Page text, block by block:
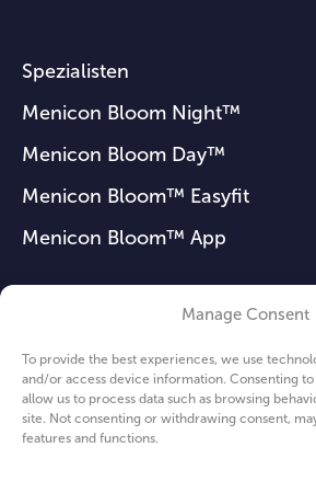
Manage Consent
To provide the best experiences, we use
and/or access device information. Consenting
allow us to process data such as browsing
site. Not consenting or withdrawing consent,
features and functions.
Spezialisten
Menicon Bloom Night™
Menicon Bloom Day™
Menicon Bloom™ Easyfit
Menicon Bloom™ App
News
Über uns
Privacy Policy